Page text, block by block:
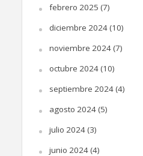
febrero 2025 (7)
diciembre 2024(10)
noviembre 2024(7)
octubre 2024(10)
septiembre 2024(4)
agosto 2024(5)
julio 2024(3)
junio 2024(4)